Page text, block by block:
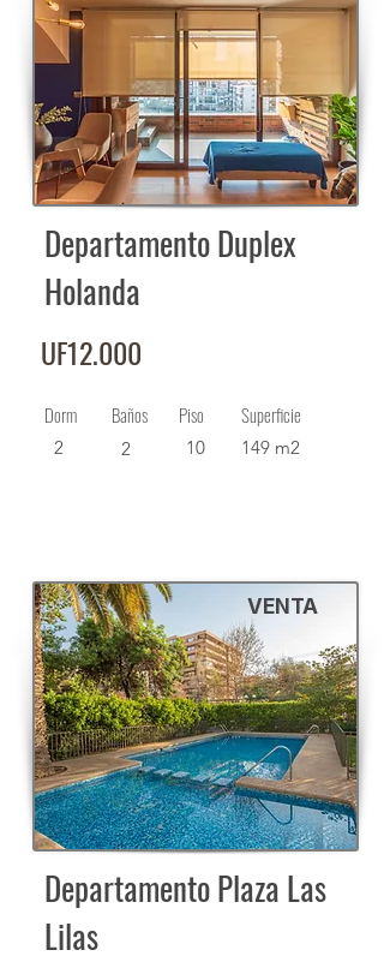
Departamento Duplex
Holanda
UF12.000
Dorm
2
Baños
2
Piso
10
Superficie
149 m2
VENTA
Departamento Plaza Las
Lilas